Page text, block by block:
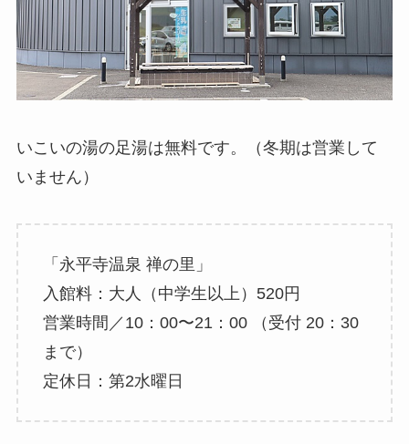
いこいの湯の足湯は無料です。（冬期は営業して
いません）
「永平寺温泉 禅の里」
入館料：大人（中学生以上）520円
営業時間／10：00〜21：00 （受付 20：30
まで）
定休日：第2水曜日